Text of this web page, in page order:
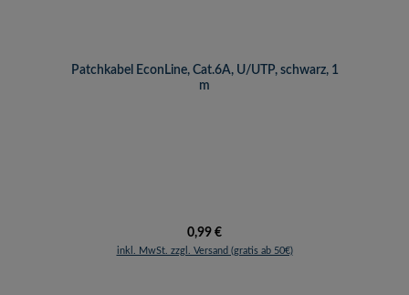
Patchkabel EconLine, Cat.6A, U/UTP, schwarz, 1
m
Regulärer Preis:
0,99 €
inkl. MwSt. zzgl. Versand (gratis ab 50€)